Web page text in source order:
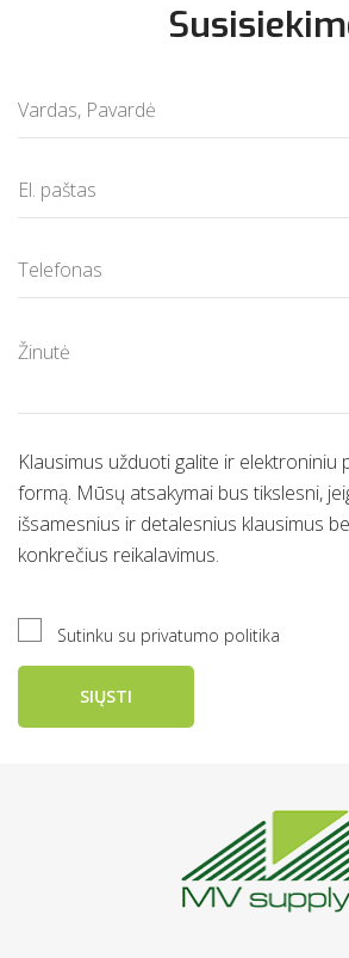
Klausimus užduoti galite ir elektroniniu
formą. Mūsų atsakymai bus tikslesni,
išsamesnius ir detalesnius klausimus
konkrečius reikalavimus.
Sutinku su privatumo politika
SIŲSTI